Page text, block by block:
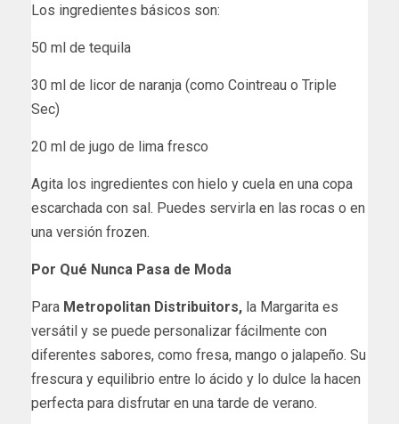
Los ingredientes básicos son:
50 ml de tequila
30 ml de licor de naranja (como Cointreau o Triple
Sec)
20 ml de jugo de lima fresco
Agita los ingredientes con hielo y cuela en una copa
escarchada con sal. Puedes servirla en las rocas o en
una versión frozen.
Por Qué Nunca Pasa de Moda
Para Metropolitan Distribuitors, la Margarita es
versátil y se puede personalizar fácilmente con
diferentes sabores, como fresa, mango o jalapeño. Su
frescura y equilibrio entre lo ácido y lo dulce la hacen
perfecta para disfrutar en una tarde de verano.